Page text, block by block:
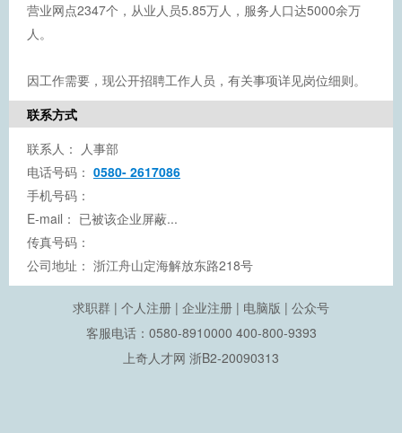
营业网点2347个，从业人员5.85万人，服务人口达5000余万
人。
因工作需要，现公开招聘工作人员，有关事项详见岗位细则。
联系方式
联系人： 人事部
电话号码： 0580- 2617086
手机号码：
E-mail： 已被该企业屏蔽...
传真号码：
公司地址： 浙江舟山定海解放东路218号
求职群 | 个人注册 | 企业注册 | 电脑版 | 公众号
客服电话：0580-8910000 400-800-9393
上奇人才网 浙B2-20090313